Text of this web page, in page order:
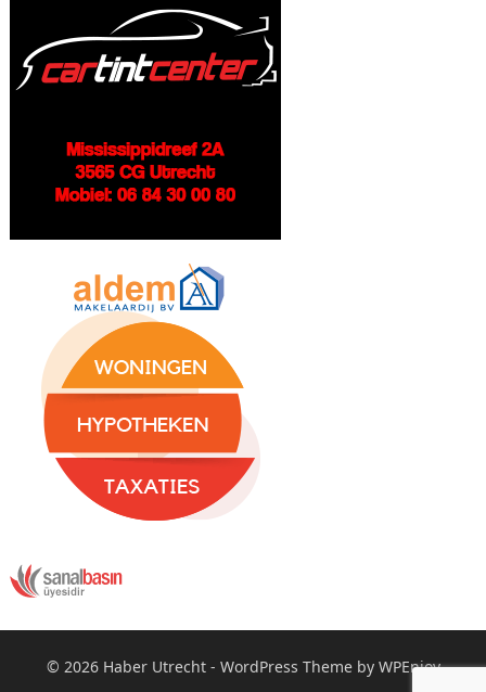
© 2026 Haber Utrecht- WordPress Themeby WPEnjoy